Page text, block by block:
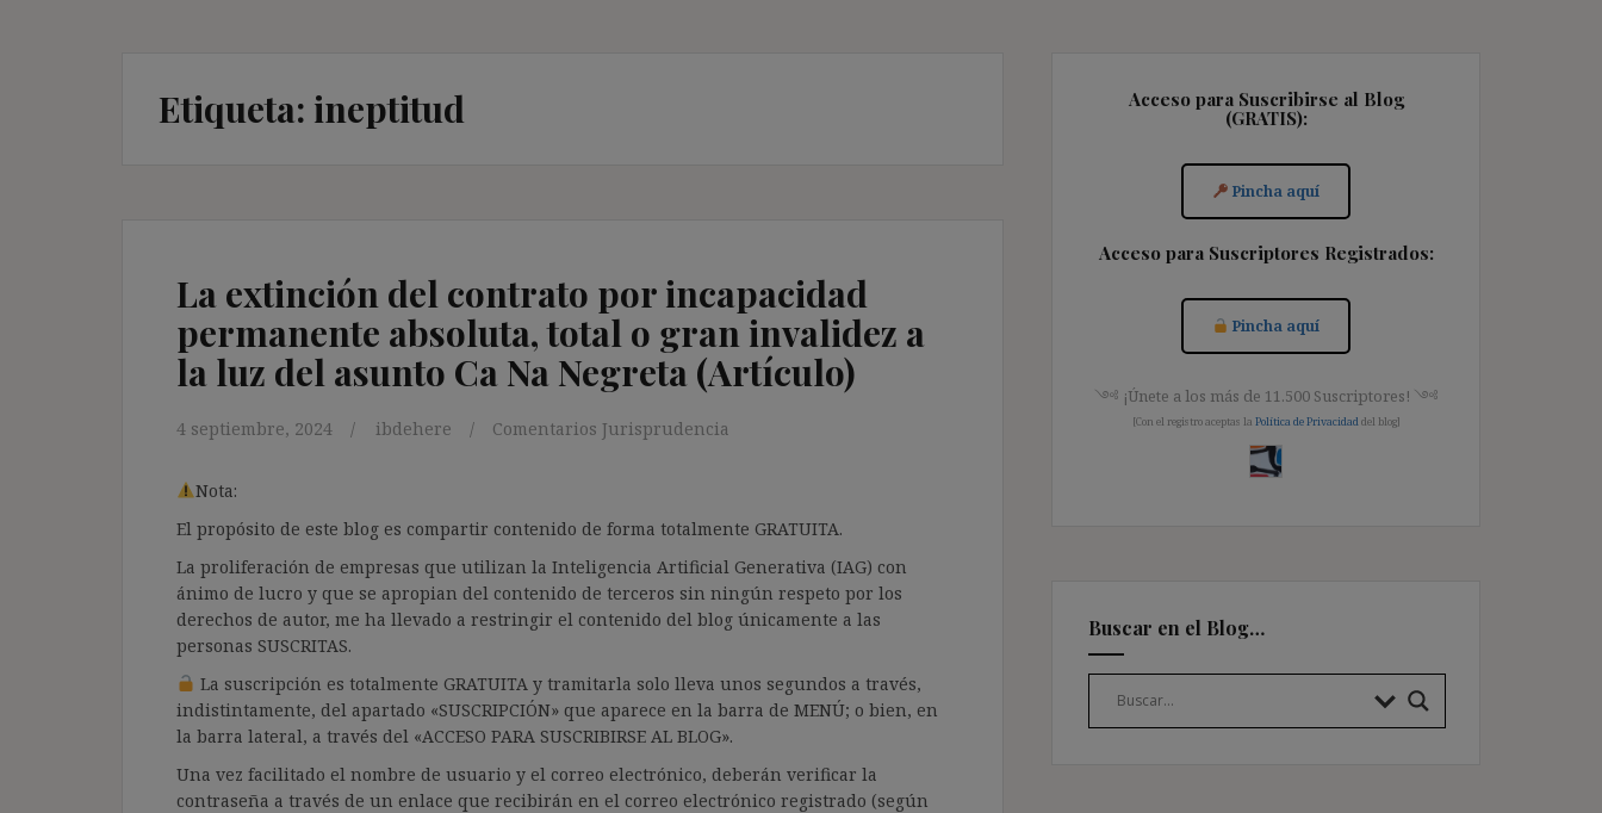
Etiqueta: ineptitud
La extinción del contrato por incapacidad
permanente absoluta, total o gran invalidez a
la luz del asunto Ca Na Negreta (Artículo)
4 septiembre, 2024 ibdehere Comentarios Jurisprudencia
Nota:
El propósito de este blog es compartir contenido de forma totalmente GRATUITA.
La proliferación de empresas que utilizan la Inteligencia Artificial Generativa (IAG) con
ánimo de lucro y que se apropian del contenido de terceros sin ningún respeto por los
derechos de autor, me ha llevado a restringir el contenido del blog únicamente a las
personas SUSCRITAS.
La suscripción es totalmente GRATUITA y tramitarla solo lleva unos segundos a través,
indistintamente, del apartado «SUSCRIPCIÓN» que aparece en la barra de MENÚ; o bien, en
la barra lateral, a través del «ACCESO PARA SUSCRIBIRSE AL BLOG».
Una vez facilitado el nombre de usuario y el correo electrónico, deberán verificar la
contraseña a través de un enlace que recibirán en el correo electrónico registrado (según
Acceso para Suscribirse al Blog
(GRATIS):
Pincha aquí
Acceso para Suscriptores Registrados:
Pincha aquí
༺ ¡Únete a los más de 11.500 Suscriptores! ༺
[Con el registro aceptas la Política de Privacidad del blog]
Buscar en el Blog…